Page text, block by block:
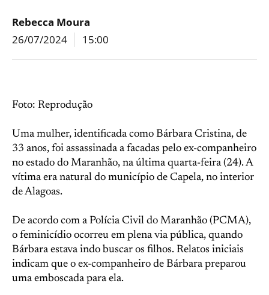
Rebecca Moura
26/07/2024
15:00
Foto: Reprodução
Uma mulher, identificada como Bárbara Cristina, de
33 anos, foi assassinada a facadas pelo ex-companheiro
no estado do Maranhão, na última quarta-feira (24). A
vítima era natural do município de Capela, no interior
de Alagoas.
De acordo com a Polícia Civil do Maranhão (PCMA),
o feminicídio ocorreu em plena via pública, quando
Bárbara estava indo buscar os filhos. Relatos iniciais
indicam que o ex-companheiro de Bárbara preparou
uma emboscada para ela.